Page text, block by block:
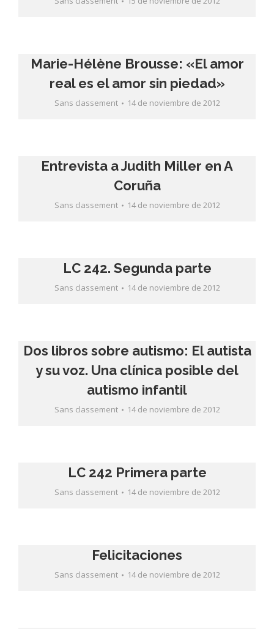
Marie-Hélène Brousse: «El amor
real es el amor sin piedad»
Sans classement 14 de noviembre de 2012
Entrevista a Judith Miller en A
Coruña
Sans classement 14 de noviembre de 2012
LC 242. Segunda parte
Sans classement 14 de noviembre de 2012
Dos libros sobre autismo: El autista
y su voz. Una clínica posible del
autismo infantil
Sans classement 14 de noviembre de 2012
LC 242 Primera parte
Sans classement 14 de noviembre de 2012
Felicitaciones
Sans classement 14 de noviembre de 2012